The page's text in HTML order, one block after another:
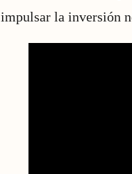
impulsar la inversión